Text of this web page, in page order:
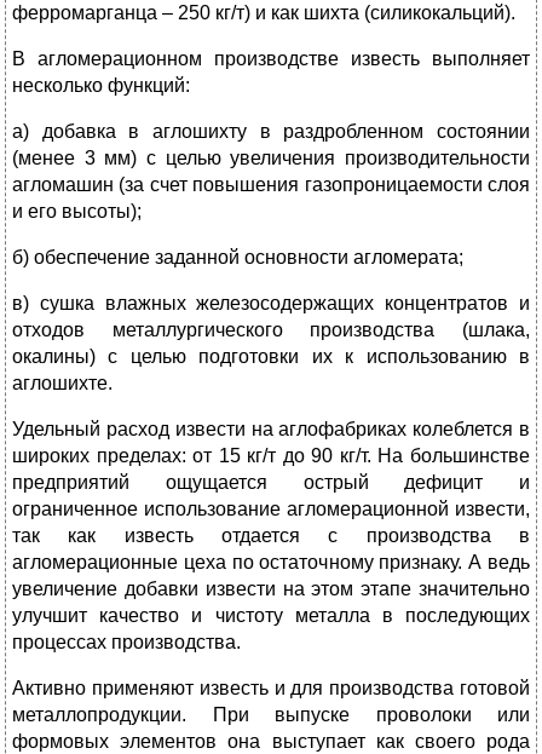
ферромарганца – 250 кг/т) и как шихта (силикокальций).
В агломерационном производстве известь выполняет
несколько функций:
а) добавка в аглошихту в раздробленном состоянии
(менее 3 мм) с целью увеличения производительности
агломашин (за счет повышения газопроницаемости слоя
и его высоты);
б) обеспечение заданной основности агломерата;
в) сушка влажных железосодержащих концентратов и
отходов металлургического производства (шлака,
окалины) с целью подготовки их к использованию в
аглошихте.
Удельный расход извести на аглофабриках колеблется в
широких пределах: от 15 кг/т до 90 кг/т. На большинстве
предприятий ощущается острый дефицит и
ограниченное использование агломерационной извести,
так как известь отдается с производства в
агломерационные цеха по остаточному признаку. А ведь
увеличение добавки извести на этом этапе значительно
улучшит качество и чистоту металла в последующих
процессах производства.
Активно применяют известь и для производства готовой
металлопродукции. При выпуске проволоки или
формовых элементов она выступает как своего рода